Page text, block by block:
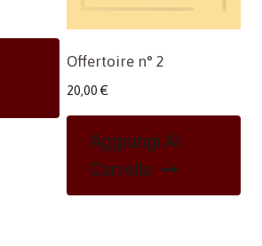
Offertoire n° 2
20,00 €
Aggiungi Al
Carrello